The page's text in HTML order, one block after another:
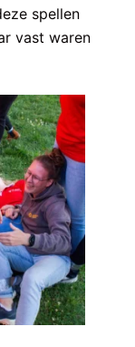
spellen
vast waren